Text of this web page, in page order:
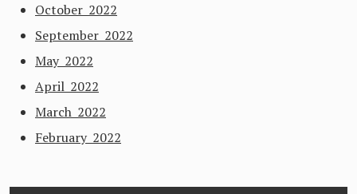
October 2022
September 2022
May 2022
April 2022
March 2022
February 2022